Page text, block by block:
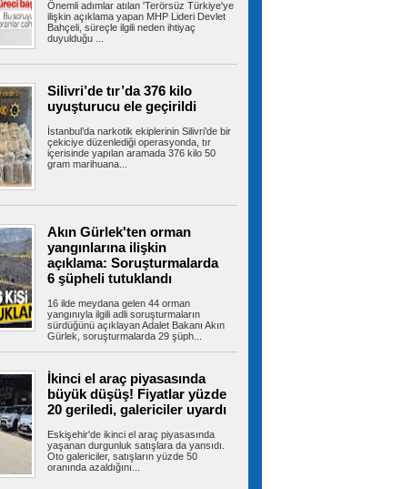
Tuzla’da 2 katlı işçi konteynerleri
alevlere teslim oldu
Tuzla’da 2 katlı işçi konteynerinde çıkan yangın
ekiplerin müdahalesiyle...
İBB’den Kızılay’a meydanda yer
çıkmadı, Bahçelievler Belediyesi yer tahsis
etti
İstanbul’un en yoğun yaya trafiğine ve toplu
taşıma aktarma noktalarına sahip...
Bayrampaşa’da kamyonun
çarptığı yaşlı adam hayatını kaybetti
Bayrampaşa'da yolun karşısına geçmeye
çalışan yaşlı adama kamyon çarptı. Yaşlı...
Bayrampaşa’nın geleceği ada
bazlı dönüşümle şekilleniyor
güvenli, planlı ve yaşanabilir bir...
Ümraniye’de 3 katlı binanın
balkonu çöktü: 2 araç hasar gördü
Ümraniye’de 3 katlı binanın 2’nci kat
balkonunda çökme meydana geldi. Olayda...
Önemli adımlar atılan 'Terörsüz Türkiye'ye
ilişkin açıklama yapan MHP Lideri Devlet
Bahçeli, süreçle ilgili neden ihtiyaç
duyulduğu ...
Silivri’de tır’da 376 kilo
uyuşturucu ele geçirildi
İstanbul’da narkotik ekiplerinin Silivri’de bir
çekiciye düzenlediği operasyonda, tır
içerisinde yapılan aramada 376 kilo 50
gram marihuana...
Akın Gürlek'ten orman
yangınlarına ilişkin
açıklama: Soruşturmalarda
6 şüpheli tutuklandı
16 ilde meydana gelen 44 orman
yangınıyla ilgili adli soruşturmaların
sürdüğünü açıklayan Adalet Bakanı Akın
Gürlek, soruşturmalarda 29 şüph...
İkinci el araç piyasasında
büyük düşüş! Fiyatlar yüzde
20 geriledi, galericiler uyardı
Eskişehir'de ikinci el araç piyasasında
yaşanan durgunluk satışlara da yansıdı.
Oto galericiler, satışların yüzde 50
oranında azaldığını...